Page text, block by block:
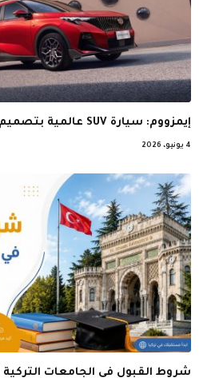
إيمزووم: سيارة SUV عالمية بتصميم مميز وأداء استثنائي
4 يونيو، 2026
شروط القبول في الجامعات